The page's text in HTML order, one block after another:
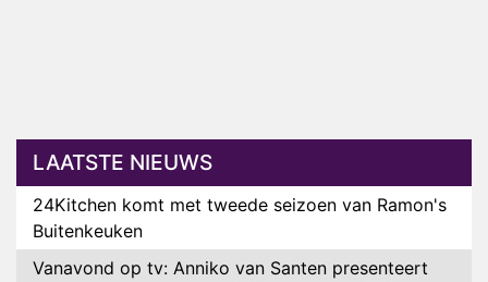
LAATSTE NIEUWS
24Kitchen komt met tweede seizoen van Ramon's
Buitenkeuken
Vanavond op tv: Anniko van Santen presenteert